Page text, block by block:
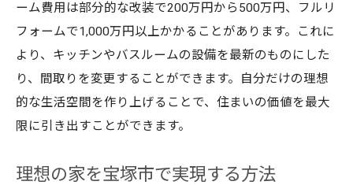
ーム費用は部分的な改装で200万円から500万円、フルリ
フォームで1,000万円以上かかることがあります。これに
より、キッチンやバスルームの設備を最新のものにした
り、間取りを変更することができます。自分だけの理想
的な生活空間を作り上げることで、住まいの価値を最大
限に引き出すことができます。
理想の家を宝塚市で実現する方法